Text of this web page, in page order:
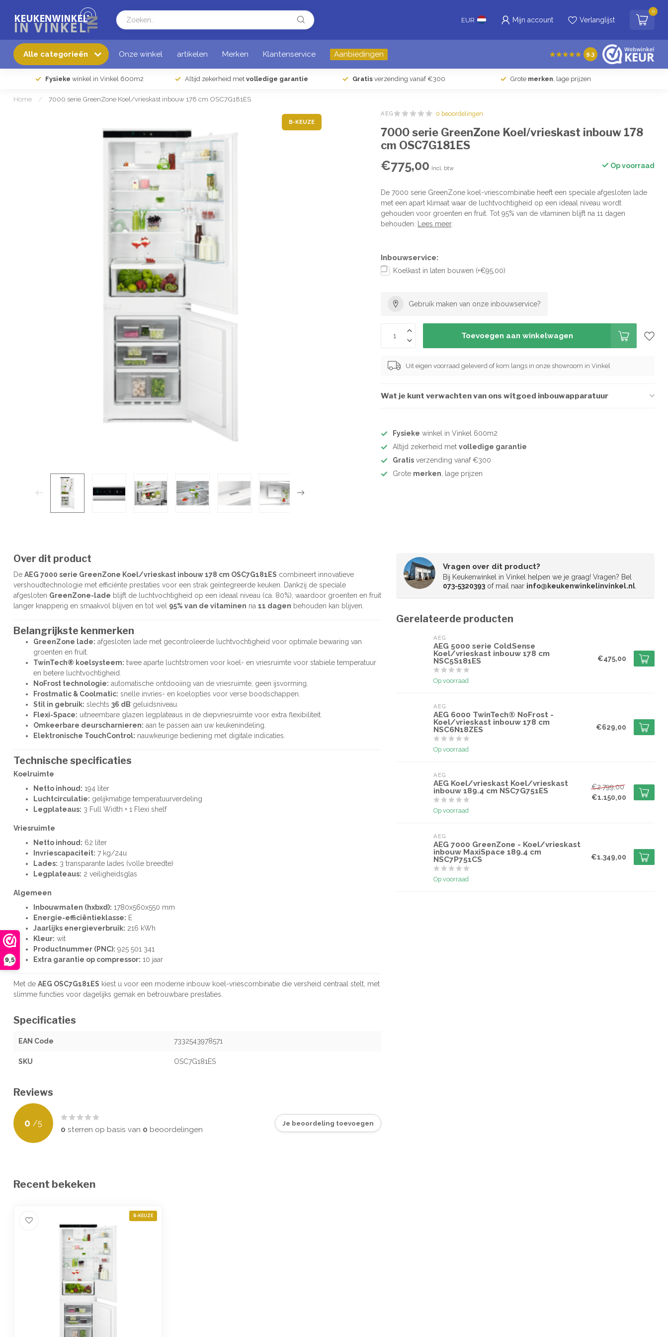
9,5
EUR Mijn account Verlanglijst
0
Alle categorieën Onze winkel artikelen Merken Klantenservice Aanbiedingen 9.3
Fysieke winkel in Vinkel 600m2 Altijd zekerheid met volledige garantie Gratisverzending vanaf €300 Grote merken, lage prijzen
Home / 7000 serie GreenZone Koel/vrieskast inbouw 178 cm OSC7G181ES
B-KEUZE
AEG 0 beoordelingen
7000 serie GreenZone Koel/vrieskast inbouw 178
cm OSC7G181ES
€775,00 Incl. btw Op voorraad
De 7000 serie GreenZone koel-vriescombinatie heeft een speciale afgesloten lade
met een apart klimaat waar de luchtvochtigheid op een ideaal niveau wordt
gehouden voor groenten en fruit. Tot 95% van de vitaminen blijft na 11 dagen
behouden.
Lees meer.
Inbouwservice:
Koelkast in laten bouwen (+€95,00)
Gebruik maken van onze inbouwservice?
Toevoegen aan winkelwagen
Uit eigen voorraad geleverd of kom langs in onze showroom in Vinkel
Wat je kunt verwachten van ons witgoed inbouwapparatuur
Fysieke winkel in Vinkel 600m2
Altijd zekerheid metvolledige garantie
Gratis verzending vanaf €300
Grote merken , lage prijzen
Over dit product
De AEG 7000 serie GreenZone Koel/vrieskast inbouw 178 cm OSC7G181ES combineert innovatieve
vershoudtechnologie met efficiënte prestaties voor een strak geïntegreerde keuken. Dankzij de speciale
afgesloten GreenZone-lade blijft de luchtvochtigheid op een ideaal niveau (ca. 80%), waardoor groenten en fruit
langer knapperig en smaakvol blijven en tot wel 95% van de vitaminen na 11 dagen behouden kan blijven.
Belangrijkste kenmerken
GreenZone lade: afgesloten lade met gecontroleerde luchtvochtigheid voor optimale bewaring van
groenten en fruit.
TwinTech® koelsysteem: twee aparte luchtstromen voor koel- en vriesruimte voor stabiele temperatuur
en betere luchtvochtigheid.
NoFrost technologie: automatische ontdooiing van de vriesruimte, geen ijsvorming.
Frostmatic & Coolmatic: snelle invries- en koelopties voor verse boodschappen.
Stil in gebruik: slechts 36 dB geluidsniveau.
Flexi-Space: uitneembare glazen legplateaus in de diepvriesruimte voor extra flexibiliteit.
Omkeerbare deurscharnieren: aan te passen aan uw keukenindeling.
Elektronische TouchControl: nauwkeurige bediening met digitale indicaties.
Technische specificaties
Koelruimte
Netto inhoud: 194 liter
Luchtcirculatie: gelijkmatige temperatuurverdeling
Legplateaus: 3 Full Width + 1 Flexi shelf
Vriesruimte
Netto inhoud: 62 liter
Invriescapaciteit: 7 kg/24u
Lades: 3 transparante lades (volle breedte)
Legplateaus: 2 veiligheidsglas
Algemeen
Inbouwmaten (hxbxd): 1780x560x550 mm
Energie-efficiëntieklasse: E
Jaarlijks energieverbruik: 216 kWh
Kleur: wit
Productnummer (PNC): 925 501 341
Extra garantie op compressor: 10 jaar
Met de AEG OSC7G181ES kiest u voor een moderne inbouw koel-vriescombinatie die versheid centraal stelt, met
slimme functies voor dagelijks gemak en betrouwbare prestaties.
Specificaties
EAN Code 7332543978571
SKU OSC7G181ES
Reviews
0 /5
0 sterren op basis van 0 beoordelingen
Je beoordeling toevoegen
Vragen over dit product?
Bij Keukenwinkel in Vinkel helpen we je graag! Vragen? Bel
073-5320393 of mail naar info@keukenwinkelinvinkel.nl
Gerelateerde producten
AEG
AEG 5000 serie ColdSense
Koel/vrieskast inbouw 178 cm
NSC5S181ES
Op voorraad
€475,00
AEG
AEG 6000 TwinTech® NoFrost -
Koel/vrieskast inbouw 178 cm
NSC6N18ZES
Op voorraad
€629,00
AEG
AEG Koel/vrieskast Koel/vrieskast
inbouw 189.4 cm NSC7G751ES
Op voorraad
€2.799,00
€1.150,00
AEG
AEG 7000 GreenZone - Koel/vrieskast
inbouw MaxiSpace 189.4 cm
NSC7P751CS
Op voorraad
€1.349,00
Recent bekeken
B-KEUZE